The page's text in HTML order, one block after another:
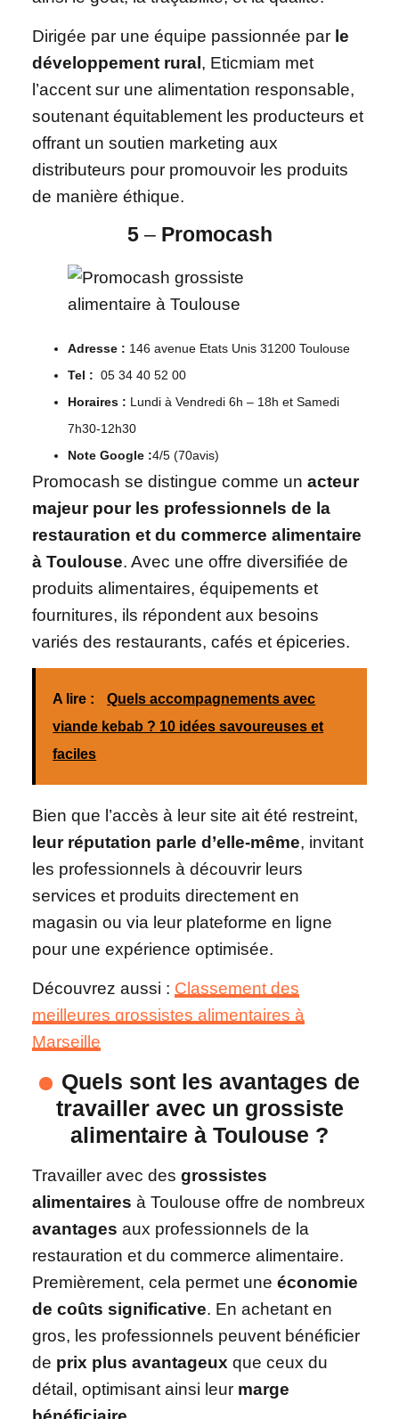
Dirigée par une équipe passionnée par le
développement rural , Eticmiam met
l’accent sur une alimentation responsable,
soutenant équitablement les producteurs et
offrant un soutien marketing aux
distributeurs pour promouvoir les produits
de manière éthique.
5– Promocash
Adresse : 146 avenue Etats Unis 31200 Toulouse
Tel : 05 34 40 52 00
Horaires : Lundi à Vendredi 6h – 18h et Samedi
7h30-12h30
Note Google :4/5 (70avis)
Promocash se distingue comme un acteur
majeur pour les professionnels de la
restauration et du commerce alimentaire
à Toulouse. Avec une offre diversifiée de
produits alimentaires, équipements et
fournitures, ils répondent aux besoins
variés des restaurants, cafés et épiceries.
A lire :
Quels accompagnements avec
viande kebab ? 10 idées savoureuses et
faciles
Bien que l’accès à leur site ait été restreint,
leur réputation parle d’elle-même, invitant
les professionnels à découvrir leurs
services et produits directement en
magasin ou via leur plateforme en ligne
pour une expérience optimisée.
Découvrez aussi : Classement des
meilleures grossistes alimentaires à
Marseille
Quels sont les avantages de
travailler avec un grossiste
alimentaire à Toulouse ?
Travailler avec des grossistes
alimentaires à Toulouse offre de nombreux
avantages aux professionnels de la
restauration et du commerce alimentaire.
Premièrement, cela permet une économie
de coûts significative. En achetant en
gros, les professionnels peuvent bénéficier
de prix plus avantageux que ceux du
détail, optimisant ainsi leur marge